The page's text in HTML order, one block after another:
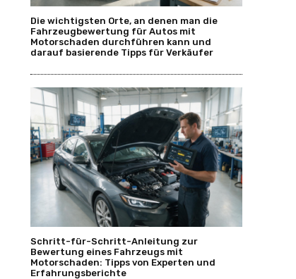
Die wichtigsten Orte, an denen man die
Fahrzeugbewertung für Autos mit
Motorschaden durchführen kann und
darauf basierende Tipps für Verkäufer
Schritt-für-Schritt-Anleitung zur
Bewertung eines Fahrzeugs mit
Motorschaden: Tipps von Experten und
Erfahrungsberichte